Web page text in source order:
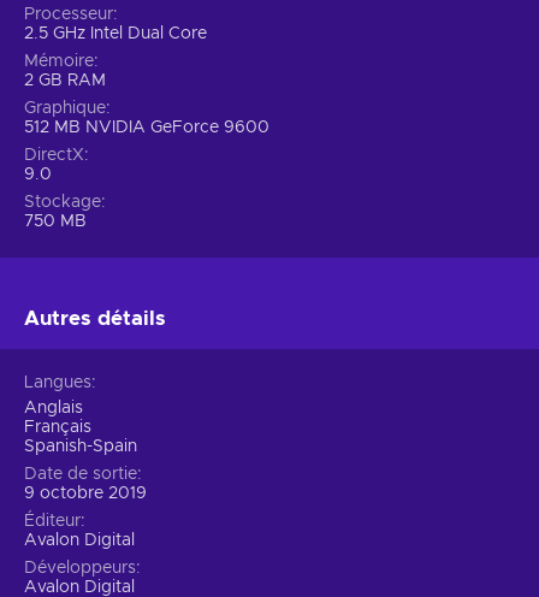
Processeur
2.5 GHz Intel Dual Core
Mémoire
2 GB RAM
Graphique
512 MB NVIDIA GeForce 9600
DirectX
9.0
Stockage
750 MB
Autres détails
Langues
Anglais
Français
Spanish-Spain
Date de sortie
9 octobre 2019
Éditeur
Avalon Digital
Développeurs
Avalon Digital